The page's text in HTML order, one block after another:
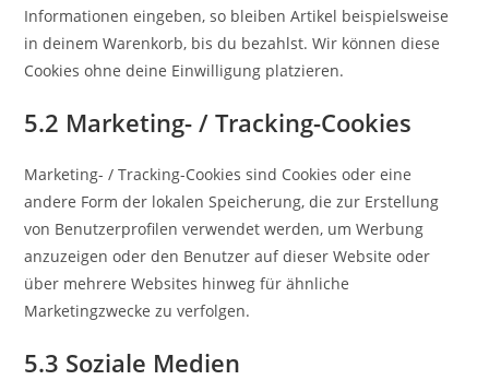
Informationen eingeben, so bleiben Artikel beispielsweise
in deinem Warenkorb, bis du bezahlst. Wir können diese
Cookies ohne deine Einwilligung platzieren.
5.2 Marketing- / Tracking-Cookies
Marketing- / Tracking-Cookies sind Cookies oder eine
andere Form der lokalen Speicherung, die zur Erstellung
von Benutzerprofilen verwendet werden, um Werbung
anzuzeigen oder den Benutzer auf dieser Website oder
über mehrere Websites hinweg für ähnliche
Marketingzwecke zu verfolgen.
5.3 Soziale Medien